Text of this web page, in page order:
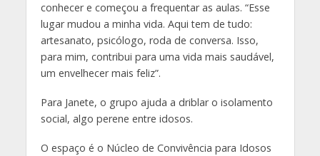
conhecer e começou a frequentar as aulas. “Esse
lugar mudou a minha vida. Aqui tem de tudo:
artesanato, psicólogo, roda de conversa. Isso,
para mim, contribui para uma vida mais saudável,
um envelhecer mais feliz”.
Para Janete, o grupo ajuda a driblar o isolamento
social, algo perene entre idosos.
O espaço é o Núcleo de Convivência para Idosos